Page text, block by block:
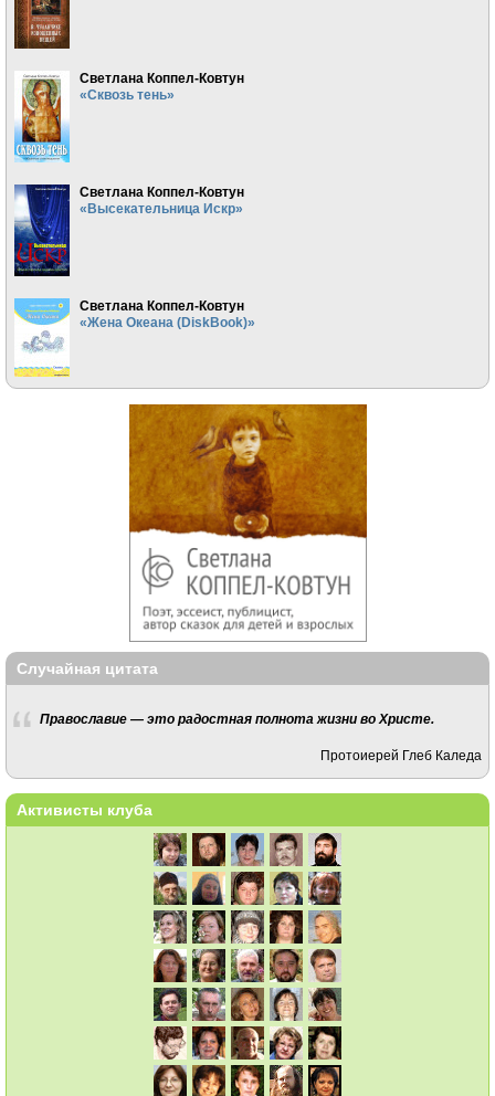
Светлана Коппел-Ковтун
«Сквозь тень»
Светлана Коппел-Ковтун
«Высекательница Искр»
Светлана Коппел-Ковтун
«Жена Океана (DiskBook)»
Случайная цитата
Православие — это радостная полнота жизни во Христе.
Протоиерей Глеб Каледа
Активисты клуба